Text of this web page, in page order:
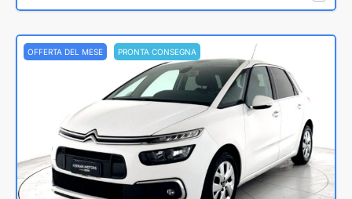
OFFERTA DEL MESE PRONTA CONSEGNA